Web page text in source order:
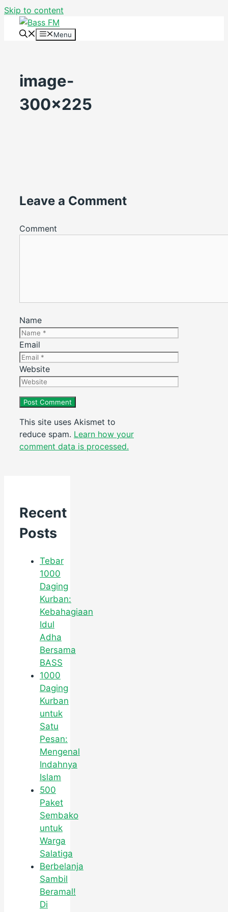
Skip to content
Menu
image-
300×225
Leave a Comment
Comment
Name
Email
Website
This site uses Akismet to
reduce spam. Learn how your
comment data is processed.
Recent
Posts
Tebar
1000
Daging
Kurban:
Kebahagiaan
Idul
Adha
Bersama
BASS
1000
Daging
Kurban
untuk
Satu
Pesan:
Mengenal
Indahnya
Islam
500
Paket
Sembako
untuk
Warga
Salatiga
Berbelanja
Sambil
Beramal!
Di